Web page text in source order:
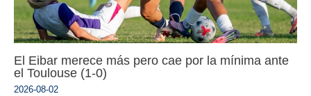
El Eibar merece más pero cae por la mínima ante
el Toulouse (1-0)
2026-08-02